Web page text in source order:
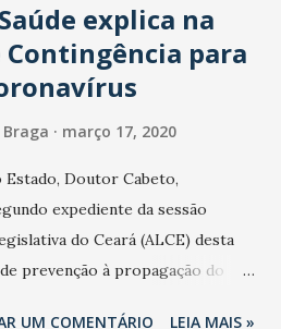
explica na
Contingência para
março 17, 2020
Estado, Doutor Cabeto,
expediente da sessão
do Ceará (ALCE) desta
prevenção à propagação do
UM COMENTÁRIO LEIA MAIS »